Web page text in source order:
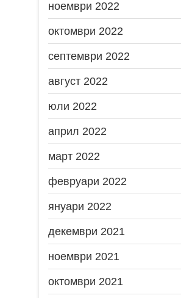
ноември 2022
октомври 2022
септември 2022
август 2022
юли 2022
април 2022
март 2022
февруари 2022
януари 2022
декември 2021
ноември 2021
октомври 2021